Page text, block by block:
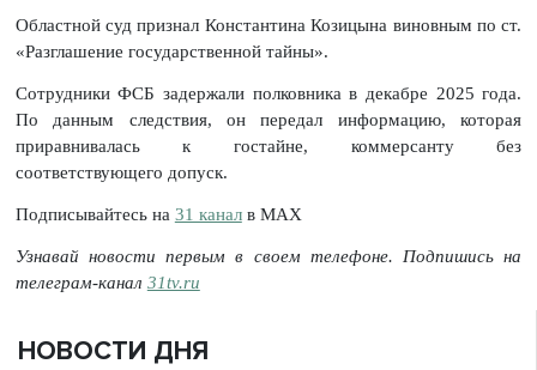
Областной суд признал Константина Козицына виновным по ст.
«Разглашение государственной тайны».
Сотрудники ФСБ задержали полковника в декабре 2025 года.
По данным следствия, он передал информацию, которая
приравнивалась к гостайне, коммерсанту без
соответствующего допуск.
Подписывайтесь на 31 каналв МАХ
Узнавай новости первым в своем телефоне. Подпишись на
телеграм-канал 31tv.ru
НОВОСТИ ДНЯ